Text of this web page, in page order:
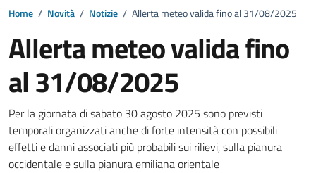
Home / Novità / Notizie / Allerta meteo valida fino al 31/08/2025
Allerta meteo valida fino
al 31/08/2025
Dettagli della notizia
Per la giornata di sabato 30 agosto 2025 sono previsti
temporali organizzati anche di forte intensità con possibili
effetti e danni associati più probabili sui rilievi, sulla pianura
occidentale e sulla pianura emiliana orientale